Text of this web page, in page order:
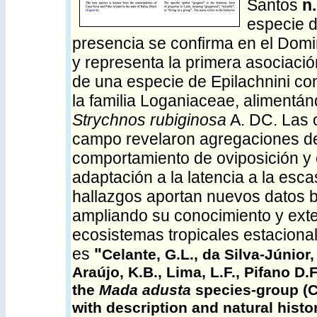
Santos
especie
presencia se confirma en el
y representa la primera
de una especie de Epilachnini
la familia Loganiaceae,
Strychnos rubiginosa A. DC. Las
campo revelaron agregaciones
comportamiento de oviposición y
adaptación a la latencia a la
hallazgos aportan nuevos datos
ampliando su conocimiento y
ecosistemas tropicales
es "Celante, G.L., da Silva-
Araújo, K.B., Lima, L.F., Pifano
the Mada adusta species-group
with description and natural